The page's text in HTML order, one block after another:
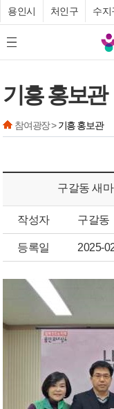
용인시 처인구 수지
모바일 메뉴 버튼
기
흥
청
기흥 홍보관
참여광장 >기흥 홍보관
구갈동 새
작성자 구갈동
등록일 2025-